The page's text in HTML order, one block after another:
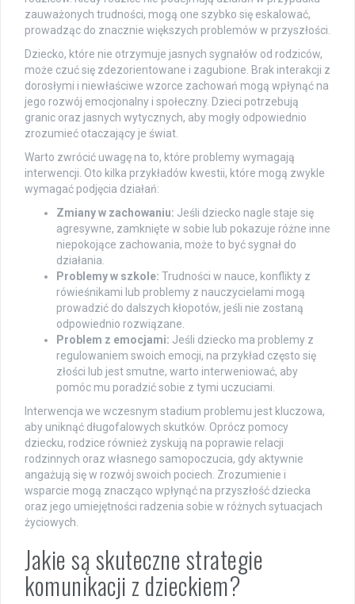
zauważonych trudności, mogą one szybko się eskalować,
prowadząc do znacznie większych problemów w przyszłości.
Dziecko, które nie otrzymuje jasnych sygnałów od rodziców,
może czuć się zdezorientowane i zagubione. Brak interakcji z
dorosłymi i niewłaściwe wzorce zachowań mogą wpłynąć na
jego rozwój emocjonalny i społeczny. Dzieci potrzebują
granic oraz jasnych wytycznych, aby mogły odpowiednio
zrozumieć otaczający je świat.
Warto zwrócić uwagę na to, które problemy wymagają
interwencji. Oto kilka przykładów kwestii, które mogą zwykle
wymagać podjęcia działań:
Zmiany w zachowaniu: Jeśli dziecko nagle staje się
agresywne, zamknięte w sobie lub pokazuje różne inne
niepokojące zachowania, może to być sygnał do
działania.
Problemy w szkole: Trudności w nauce, konflikty z
rówieśnikami lub problemy z nauczycielami mogą
prowadzić do dalszych kłopotów, jeśli nie zostaną
odpowiednio rozwiązane.
Problem z emocjami: Jeśli dziecko ma problemy z
regulowaniem swoich emocji, na przykład często się
złości lub jest smutne, warto interweniować, aby
pomóc mu poradzić sobie z tymi uczuciami.
Interwencja we wczesnym stadium problemu jest kluczowa,
aby uniknąć długofalowych skutków. Oprócz pomocy
dziecku, rodzice również zyskują na poprawie relacji
rodzinnych oraz własnego samopoczucia, gdy aktywnie
angażują się w rozwój swoich pociech. Zrozumienie i
wsparcie mogą znacząco wpłynąć na przyszłość dziecka
oraz jego umiejętności radzenia sobie w różnych sytuacjach
życiowych.
Jakie są skuteczne strategie
komunikacji z dzieckiem?